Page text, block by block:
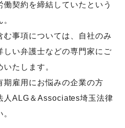
契約を締結していたという
む事項については、自社のみ
しい弁護士などの専門家にご
たします。
期雇用にお悩みの企業の方
人ALG＆Associates埼玉法律